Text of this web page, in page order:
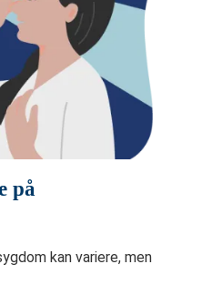
på
kan variere, men